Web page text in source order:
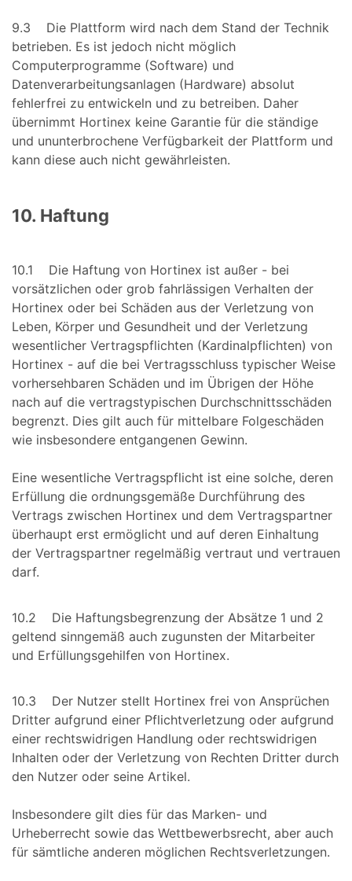
9.3 Die Plattform wird nach dem Stand der Technik
betrieben. Es ist jedoch nicht möglich
Computerprogramme (Software) und
Datenverarbeitungsanlagen (Hardware) absolut
fehlerfrei zu entwickeln und zu betreiben. Daher
übernimmt Hortinex keine Garantie für die ständige
und ununterbrochene Verfügbarkeit der Plattform und
kann diese auch nicht gewährleisten.
10. Haftung
10.1 Die Haftung von Hortinex ist außer - bei
vorsätzlichen oder grob fahrlässigen Verhalten der
Hortinex oder bei Schäden aus der Verletzung von
Leben, Körper und Gesundheit und der Verletzung
wesentlicher Vertragspflichten (Kardinalpflichten) von
Hortinex - auf die bei Vertragsschluss typischer Weise
vorhersehbaren Schäden und im Übrigen der Höhe
nach auf die vertragstypischen Durchschnittsschäden
begrenzt. Dies gilt auch für mittelbare Folgeschäden
wie insbesondere entgangenen Gewinn.
Eine wesentliche Vertragspflicht ist eine solche, deren
Erfüllung die ordnungsgemäße Durchführung des
Vertrags zwischen Hortinex und dem Vertragspartner
überhaupt erst ermöglicht und auf deren Einhaltung
der Vertragspartner regelmäßig vertraut und vertrauen
darf.
10.2 Die Haftungsbegrenzung der Absätze 1 und 2
geltend sinngemäß auch zugunsten der Mitarbeiter
und Erfüllungsgehilfen von Hortinex.
10.3 Der Nutzer stellt Hortinex frei von Ansprüchen
Dritter aufgrund einer Pflichtverletzung oder aufgrund
einer rechtswidrigen Handlung oder rechtswidrigen
Inhalten oder der Verletzung von Rechten Dritter durch
den Nutzer oder seine Artikel.
Insbesondere gilt dies für das Marken- und
Urheberrecht sowie das Wettbewerbsrecht, aber auch
für sämtliche anderen möglichen Rechtsverletzungen.